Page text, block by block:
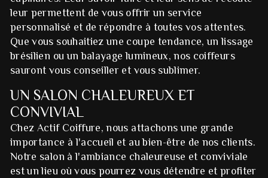
leur permettent de vous offrir un service
personnalisé et de répondre à toutes vos attentes.
Que vous souhaitiez une coupe tendance, un lissage
brésilien ou un balayage lumineux, nos coiffeurs
sauront vous conseiller et vous sublimer.
UN SALON CHALEUREUX ET
CONVIVIAL
Chez Actif Coiffure, nous attachons une grande
importance à l'accueil et au bien-être de nos clients.
Notre salon à l'ambiance chaleureuse et conviviale
est un lieu où vous pourrez vous détendre et profiter